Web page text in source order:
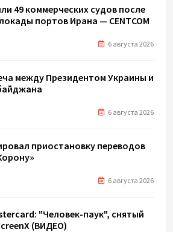
49 коммерческих судов после
портов Ирана — CENTCOM
6 августа 2026
между Президентом Украины и
6 августа 2026
приостановку переводов
6 августа 2026
"Человек-паук", снятый
(ВИДЕО)